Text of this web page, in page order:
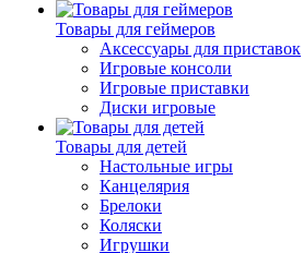
Товары для геймеров
Аксессуары для приставок
Игровые консоли
Игровые приставки
Диски игровые
Товары для детей
Настольные игры
Канцелярия
Брелоки
Коляски
Игрушки